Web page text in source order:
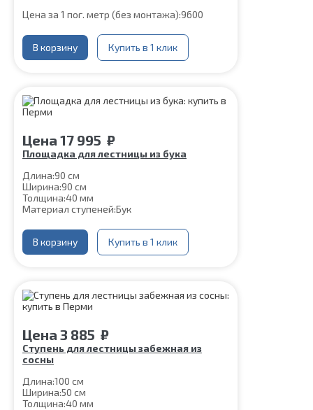
Цена за 1 пог. метр (без монтажа):9600
В корзину Купить в 1 клик
Цена 17 995 ₽
Площадка для лестницы из бука
Длина:90 см
Ширина:90 см
Толщина:40 мм
Материал ступеней:Бук
В корзину Купить в 1 клик
Цена 3 885 ₽
Ступень для лестницы забежная из
сосны
Длина:100 см
Ширина:50 см
Толщина:40 мм